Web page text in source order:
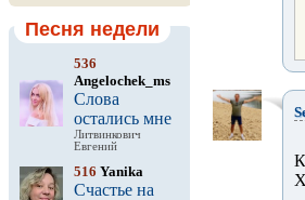
Песня недели
536
Angelochek_ms
Слова
остались мне
Литвинкович
Евгений
516 Yanika
Счастье на